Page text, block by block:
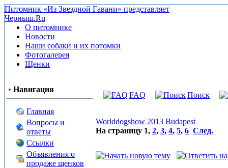
Питомник «Из Звездной Гавани» представляет
Черныш.Ru
О питомнике
Новости
Наши собаки и их потомки
Фотогалерея
Щенки
• Навигация
Главная
Вопросы и
ответы
Ссылки
Объявления о
продаже щенков
FAQ Поиск
Worlddogshow 2013 Budapest
На страницу 1, 2, 3, 4, 5, 6 След.